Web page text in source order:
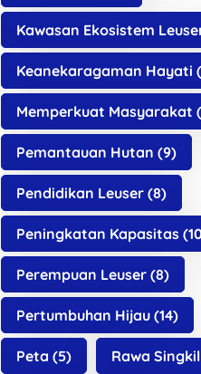
Kawasan Ekosistem
Keanekaragaman Hayati
Memperkuat Masyarakat
Pemantauan Hutan (9)
Pendidikan Leuser(8)
Peningkatan Kapasitas
Perempuan Leuser(8)
Pertumbuhan Hijau(14)
Peta (5) Rawa Singkil